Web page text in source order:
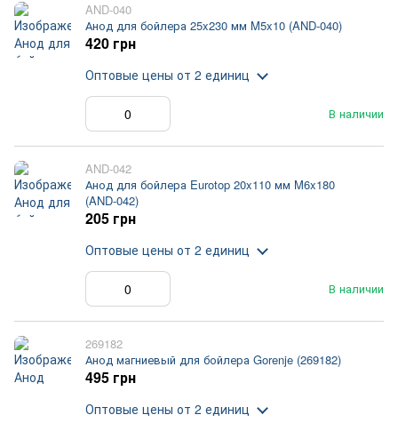
AND-040
Анод для бойлера 25x230 мм M5x10 (AND-040)
В наличии
420 грн
Оптовые цены от 2 единиц
AND-042
Анод для бойлера Eurotop 20x110 мм M6x180
(AND-042)
В наличии
205 грн
Оптовые цены от 2 единиц
269182
Анод магниевый для бойлера Gorenje (269182)
495 грн
Оптовые цены от 2 единиц